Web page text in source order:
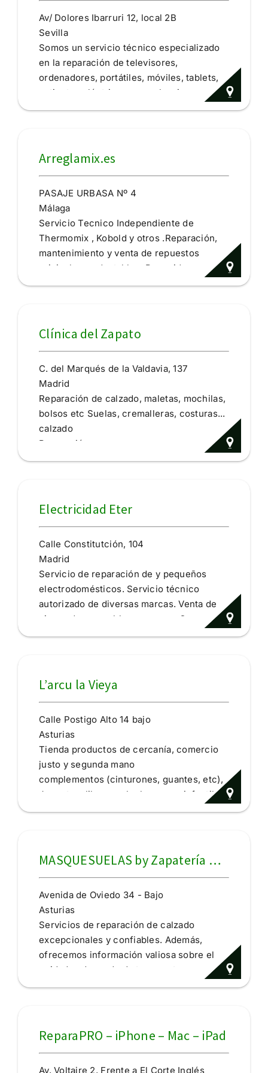
Av/ Dolores Ibarruri 12, local 2B
Sevilla
Somos un servicio técnico especializado
en la reparación de televisores,
ordenadores, portátiles, móviles, tablets,
patinetes eléctricos, consolas, impresoras
3D y todo tipo de dispositivos
tanto a particulares como a empresas,
ofreciendo soluciones rápidas y
multimarca.
electrónica
Reparación
Arreglamix.es
PASAJE URBASA Nº 4
Málaga
Servicio Tecnico Independiente de
Thermomix , Kobold y otros .Reparación,
mantenimiento y venta de repuestos
originales y adaptables. Recogida y
entrega en toda España, con presupuesto
Reparación
Clínica del Zapato
C. del Marqués de la Valdavia, 137
Madrid
Reparación de calzado, maletas, mochilas,
bolsos etc Suelas, cremalleras, costuras...
calzado
Reparación
Electricidad Eter
Calle Constitutción, 104
Madrid
Servicio de reparación de y pequeños
electrodomésticos. Servicio técnico
autorizado de diversas marcas. Venta de
piezas de marca blanca y pequeño
electrodoméstico
Reparación
L’arcu la Vieya
Calle Postigo Alto 14 bajo
Asturias
Tienda productos de cercanía, comercio
justo y segunda mano
complementos (cinturones, guantes, etc),
Juguetes, libros, peluches, ropa infantil,
ropa personas adultas
MASQUESUELAS by Zapatería Don Tacón
Avenida de Oviedo 34 - Bajo
Asturias
Servicios de reparación de calzado
excepcionales y confiables. Además,
ofrecemos información valiosa sobre el
cuidado adecuado de tus zapatos y
consejos útiles para mantenerlos en buen
online de confianza. Confía en nosotros
para la reparación de tu calzado y
ReparaPRO – iPhone – Mac – iPad
Av. Voltaire 2, Frente a El Corte Inglés